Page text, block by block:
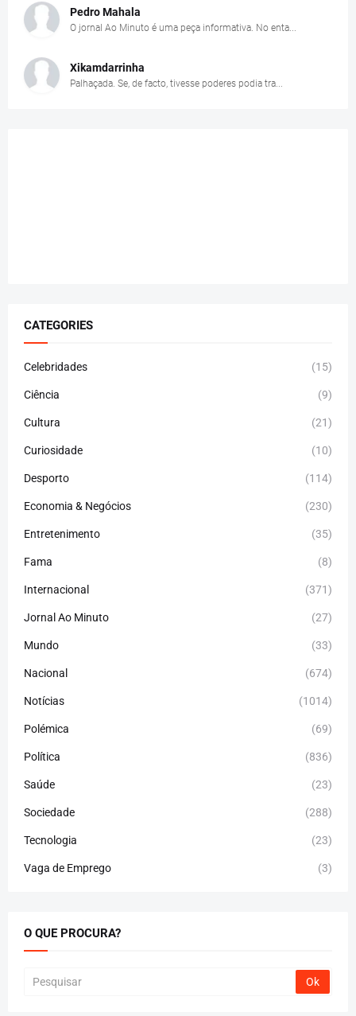
Pedro Mahala
O jornal Ao Minuto é uma peça informativa. No enta...
Xikamdarrinha
Palhaçada. Se, de facto, tivesse poderes podia tra...
CATEGORIES
Celebridades (15)
Ciência (9)
Cultura (21)
Curiosidade (10)
Desporto (114)
Economia & Negócios (230)
Entretenimento (35)
Fama (8)
Internacional (371)
Jornal Ao Minuto (27)
Mundo (33)
Nacional (674)
Notícias (1014)
Polémica (69)
Política (836)
Saúde (23)
Sociedade (288)
Tecnologia (23)
Vaga de Emprego (3)
O QUE PROCURA?